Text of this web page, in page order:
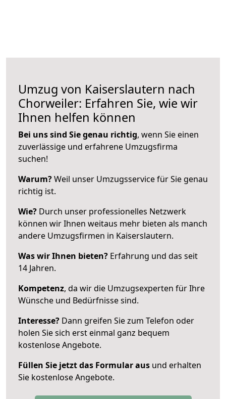
Umzug von Kaiserslautern nach
Chorweiler: Erfahren Sie, wie wir
Ihnen helfen können
Bei uns sind Sie genau richtig, wenn Sie einen
zuverlässige und erfahrene Umzugsfirma
suchen!
Warum?Weil unser Umzugsservice für Sie genau
richtig ist.
Wie? Durch unser professionelles Netzwerk
können wir Ihnen weitaus mehr bieten als manch
andere Umzugsfirmen in Kaiserslautern.
Was wir Ihnen bieten? Erfahrung und das seit
14 Jahren.
Kompetenz, da wir die Umzugsexperten für Ihre
Wünsche und Bedürfnisse sind.
Interesse? Dann greifen Sie zum Telefon oder
holen Sie sich erst einmal ganz bequem
kostenlose Angebote.
Füllen Sie jetzt das Formular aus und erhalten
Sie kostenlose Angebote.